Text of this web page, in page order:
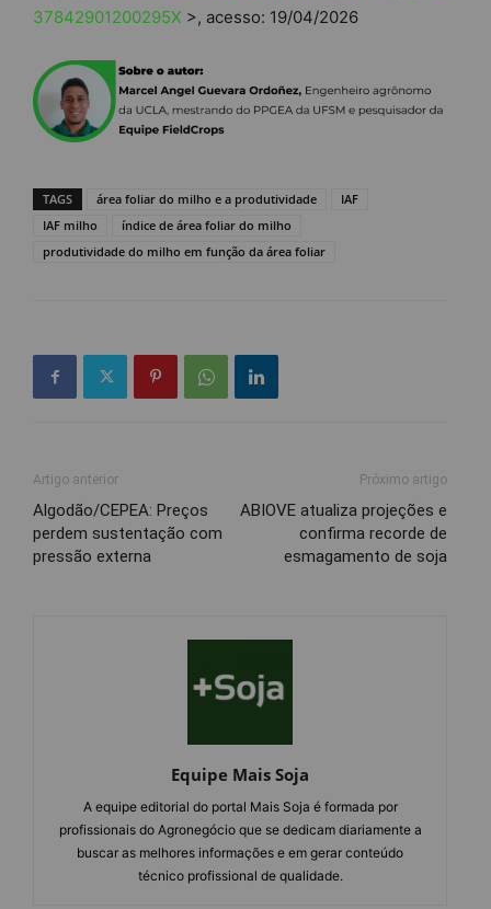
37842901200295X >, acesso: 19/04/2026
TAGS área foliar do milho e a produtividade
IAF
IAF milho
índice de área foliar do milho
produtividade do milho em função da área foliar
Artigo anterior
Algodão/CEPEA: Preços
perdem sustentação com
pressão externa
Próximo artigo
ABIOVE atualiza projeções e
confirma recorde de
esmagamento de soja
Equipe Mais Soja
A equipe editorial do portal Mais Soja é formada por
profissionais do Agronegócio que se dedicam diariamente a
buscar as melhores informações e em gerar conteúdo
técnico profissional de qualidade.